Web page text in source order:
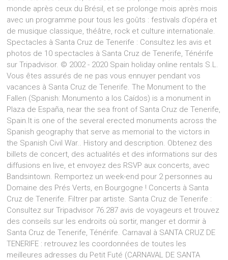
monde après ceux du Brésil, et se prolonge mois après mois
avec un programme pour tous les goûts : festivals d’opéra et
de musique classique, théâtre, rock et culture internationale.
Spectacles à Santa Cruz de Tenerife : Consultez les avis et
photos de 10 spectacles à Santa Cruz de Tenerife, Ténérife
sur Tripadvisor. © 2002 - 2020 Spain holiday online rentals S.L.
Vous êtes assurés de ne pas vous ennuyer pendant vos
vacances à Santa Cruz de Tenerife. The Monument to the
Fallen (Spanish: Monumento a los Caídos) is a monument in
Plaza de España, near the sea front of Santa Cruz de Tenerife,
Spain.It is one of the several erected monuments across the
Spanish geography that serve as memorial to the victors in
the Spanish Civil War.. History and description. Obtenez des
billets de concert, des actualités et des informations sur des
diffusions en live, et envoyez des RSVP aux concerts, avec
Bandsintown. Remportez un week-end pour 2 personnes au
Domaine des Prés Verts, en Bourgogne ! Concerts à Santa
Cruz de Tenerife. Filtrer par artiste. Santa Cruz de Tenerife :
Consultez sur Tripadvisor 76.287 avis de voyageurs et trouvez
des conseils sur les endroits où sortir, manger et dormir à
Santa Cruz de Tenerife, Ténérife. Carnaval à SANTA CRUZ DE
TENERIFE : retrouvez les coordonnées de toutes les
meilleures adresses du Petit Futé (CARNAVAL DE SANTA